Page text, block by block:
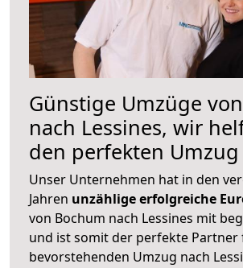
Günstige Umzüge
nach Lessines, wir
den perfekten Umzug
Unser Unternehmen hat in den
Jahren unzählige erfolgreiche
von Bochum nach Lessines mit
und ist somit der perfekte Partner
bevorstehenden Umzug nach